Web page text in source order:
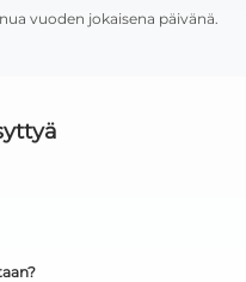
vuoden jokaisena päivänä.